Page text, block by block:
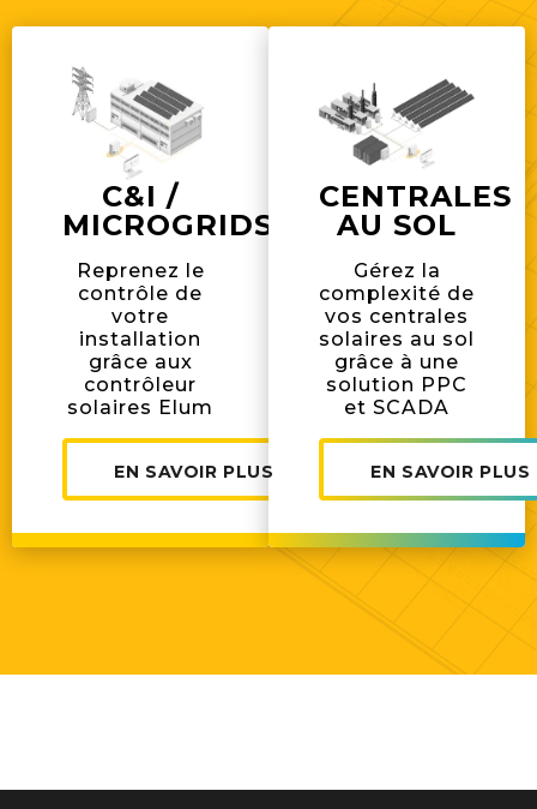
C&I /
MICROGRIDS
Reprenez le
contrôle de
votre
installation
grâce aux
contrôleur
solaires Elum
EN SAVOIR PLUS
CENTRALES
AU SOL
Gérez la
complexité de
vos centrales
solaires au sol
grâce à une
solution PPC
et SCADA
EN SAVOIR PLUS